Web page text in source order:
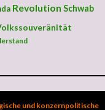
Revolution Schwab
und konzernpolitische